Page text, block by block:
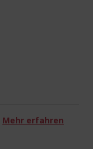
Mehr erfahren